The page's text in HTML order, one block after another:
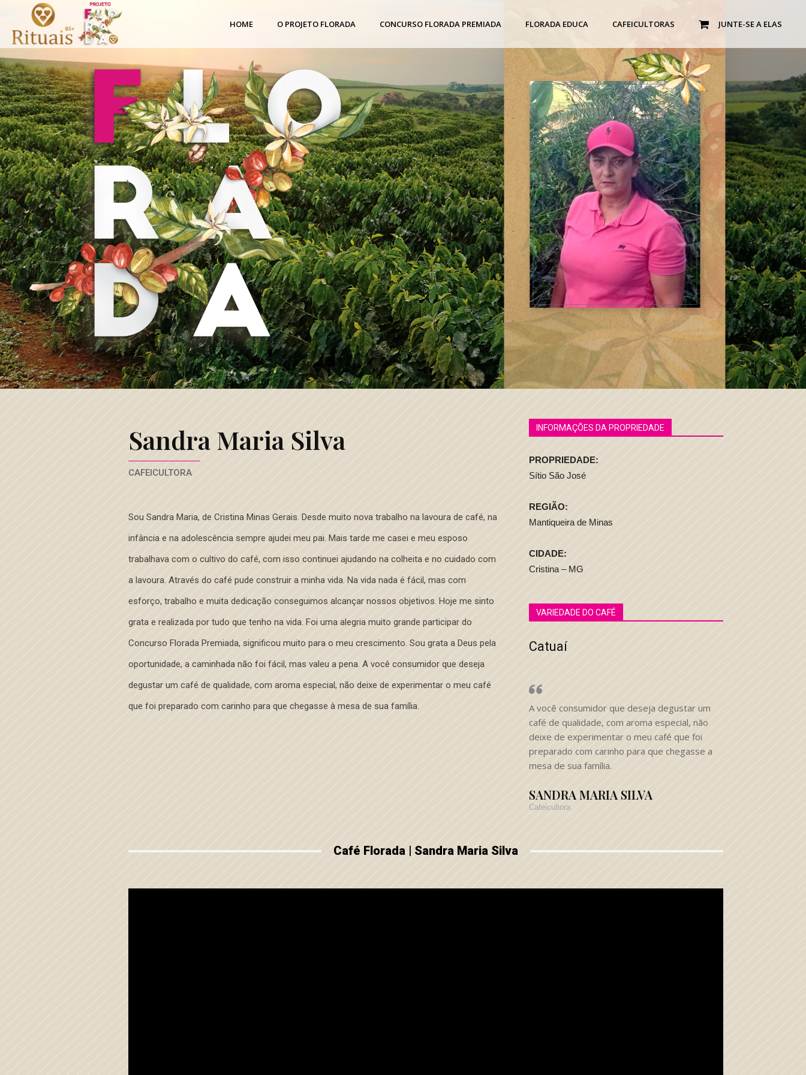
Especiais
|
Projeto
Florada
|
Café
3
HOME O PROJETO FLORADA CONCURSO FLORADA PREMIADA FLORADA EDUCA CAFEICULTORAS JUNTE-SE A ELAS
Sandra Maria Silva
CAFEICULTORA
Sou Sandra Maria, de Cristina Minas Gerais. Desde muito nova trabalho na lavoura de café, na
infância e na adolescência sempre ajudei meu pai. Mais tarde me casei e meu esposo
trabalhava com o cultivo do café, com isso continuei ajudando na colheita e no cuidado com
a lavoura. Através do café pude construir a minha vida. Na vida nada é fácil, mas com
esforço, trabalho e muita dedicação conseguimos alcançar nossos objetivos. Hoje me sinto
grata e realizada por tudo que tenho na vida. Foi uma alegria muito grande participar do
Concurso Florada Premiada, significou muito para o meu crescimento. Sou grata a Deus pela
oportunidade, a caminhada não foi fácil, mas valeu a pena. A você consumidor que deseja
degustar um café de qualidade, com aroma especial, não deixe de experimentar o meu café
que foi preparado com carinho para que chegasse à mesa de sua família.
INFORMAÇÕES DA PROPRIEDADE
PROPRIEDADE:
Sítio São José
REGIÃO:
Mantiqueira de Minas
CIDADE:
Cristina – MG
VARIEDADE DO CAFÉ
Catuaí
A você consumidor que deseja degustar um
café de qualidade, com aroma especial, não
deixe de experimentar o meu café que foi
preparado com carinho para que chegasse a
mesa de sua família.
SANDRA MARIA SILVA
Cafeicultora
Café Florada | Sandra Maria Silva